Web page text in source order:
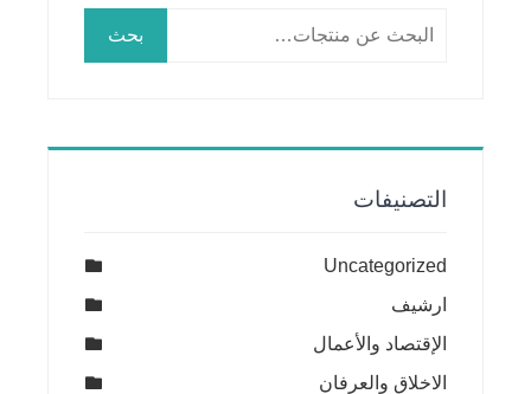
بحث
التصنيفات
Uncategorized
ارشيف
الإقتصاد والأعمال
الاخلاق والعرفان